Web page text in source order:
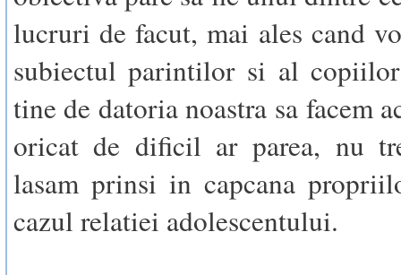
lucruri de facut, mai ales cand
subiectul parintilor si al
tine de datoria noastra sa facem
oricat de dificil ar parea, nu
lasam prinsi in capcana
cazul relatiei adolescentului.